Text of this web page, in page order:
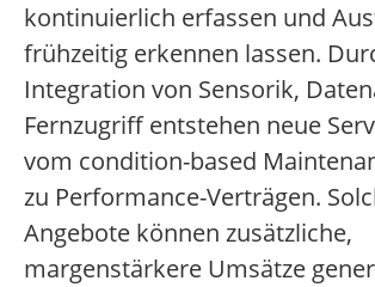
kontinuierlich erfassen und
frühzeitig erkennen lassen.
Integration von Sensorik,
Fernzugriff entstehen neue
vom condition-based
zu Performance-Verträgen.
Angebote können zusätzliche,
margenstärkere Umsätze